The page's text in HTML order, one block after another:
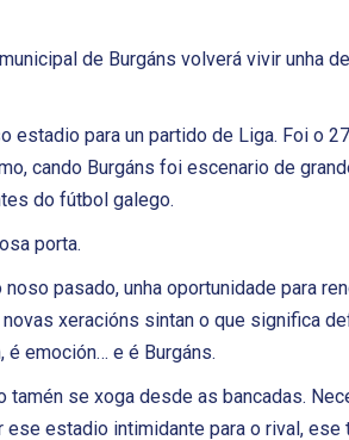
de Burgáns volverá vivir unha
estadio para un partido de Liga. Foi o
cando Burgáns foi escenario de
do fútbol galego.
porta.
pasado, unha oportunidade para
xeracións sintan o que significa
emoción… e é Burgáns.
tamén se xoga desde as bancadas.
estadio intimidante para o rival, ese